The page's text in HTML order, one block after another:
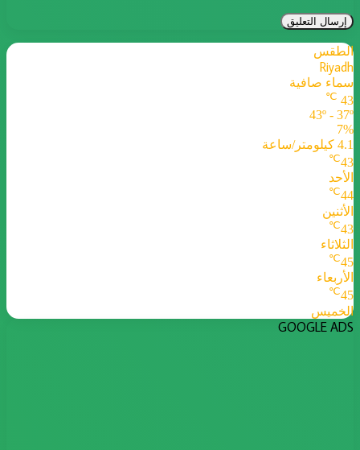
الطقس
Riyadh
سماء صافية
43
℃
43º - 37º
7%
4.1 كيلومتر/ساعة
43
℃
الأحد
44
℃
الأثنين
43
℃
الثلاثاء
45
℃
الأربعاء
45
℃
الخميس
GOOGLE ADS